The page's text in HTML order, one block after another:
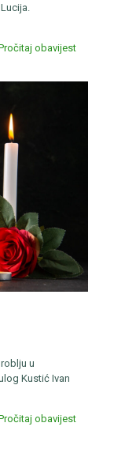
obavijest
u
Kustić Ivan
obavijest